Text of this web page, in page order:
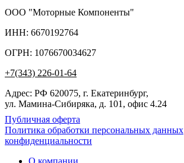
ООО "Моторные Компоненты"
ИНН: 6670192764
ОГРН: 1076670034627
+7(343) 226-01-64
Адрес: РФ 620075, г. Екатеринбург,
ул. Мамина-Сибиряка, д. 101, офис 4.24
Публичная оферта
Политика обработки персональных данных
конфиденциальности
О компании